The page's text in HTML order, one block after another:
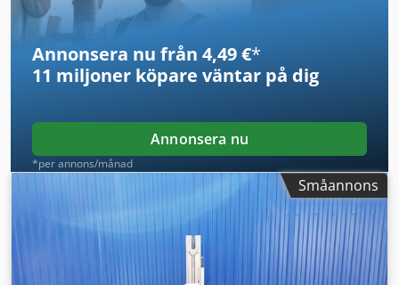
Annonsera nu från 4,49 €*
11 miljoner köpare väntar på dig
Annonsera nu
*per annons/månad
Småannons